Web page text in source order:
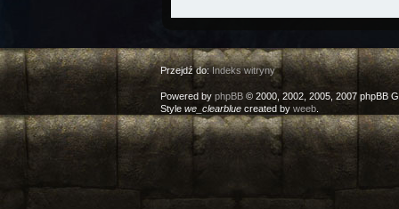
Przejdź do:Indeks witryny
Powered by phpBB© 2000, 2002, 2005, 2007 phpBB
Style we_clearbluecreated by weeb.